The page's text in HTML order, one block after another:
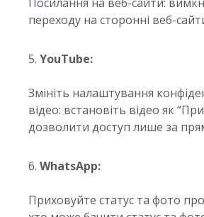
переходу на сторонні веб-
YouTube:
Змініть налаштування
відео: встановіть відео як
дозволити доступ лише за
WhatsApp:
Приховуйте статус та фото